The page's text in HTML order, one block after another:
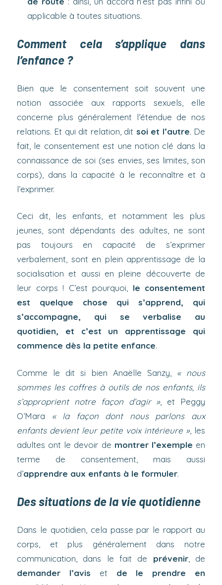
applicable à toutes situations.
Comment cela s’applique dans
l’enfance ?
Bien que le consentement soit souvent une
notion associée aux rapports sexuels, elle
concerne plus généralement l’étendue de nos
relations. Et qui dit relation, dit soi et l’autre. De
fait, le consentement est une notion clé dans la
connaissance de soi (ses envies, ses limites, son
corps), dans la capacité à le reconnaître et à
l’exprimer.
Ceci dit, les enfants, et notamment les plus
jeunes, sont dépendants des adultes, ne sont
pas toujours en capacité de s’exprimer
verbalement, sont en plein apprentissage de la
socialisation et aussi en pleine découverte de
leur corps ! C’est pourquoi, le consentement
est quelque chose qui s’apprend, qui
s’accompagne, qui se verbalise au
quotidien, et c’est un apprentissage qui
commence dès la petite enfance.
Comme le dit si bien Anaëlle Sanzy, « nous
sommes les coffres à outils de nos enfants, ils
s’approprient notre façon d’agir », et Peggy
O’Mara « la façon dont nous parlons aux
enfants devient leur petite voix intérieure », les
adultes ont le devoir de montrer l’exemple en
terme de consentement, mais aussi
d’apprendre aux enfants à le formuler.
Des situations de la vie quotidienne
Dans le quotidien, cela passe par le rapport au
corps, et plus généralement dans notre
communication, dans le fait de prévenir, de
demander l’avis et de le prendre en